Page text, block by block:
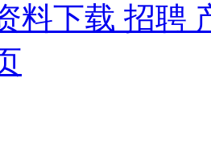
料下载 招聘